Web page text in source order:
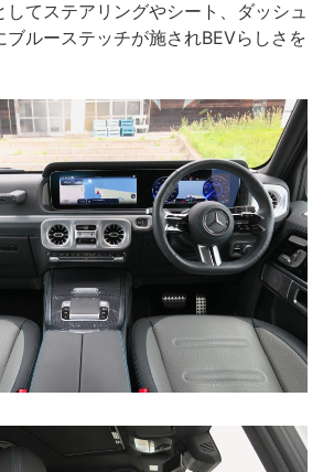
てステアリングやシート、ダッシュ
ブルーステッチが施されBEVらしさを